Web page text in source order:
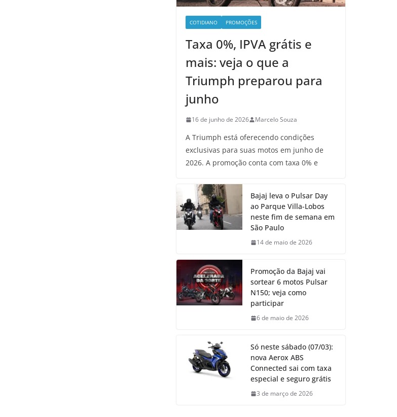
COTIDIANO PROMOÇÕES
Taxa 0%, IPVA grátis e
mais: veja o que a
Triumph preparou para
junho
16 de junho de 2026 Marcelo Souza
A Triumph está oferecendo condições
exclusivas para suas motos em junho de
2026. A promoção conta com taxa 0% e
Bajaj leva o Pulsar Day
ao Parque Villa-Lobos
neste fim de semana em
São Paulo
14 de maio de 2026
Promoção da Bajaj vai
sortear 6 motos Pulsar
N150; veja como
participar
6 de maio de 2026
Só neste sábado (07/03):
nova Aerox ABS
Connected sai com taxa
especial e seguro grátis
3 de março de 2026